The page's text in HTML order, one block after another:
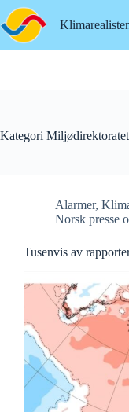
Hopp
til
innholdet
Kategori Miljødirektoratet
Alarmer,
Norsk presse
Tusenvis av